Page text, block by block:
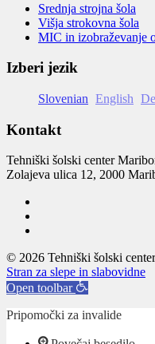
Srednja strojna šola
Višja strokovna šola
MIC in izobraževanje
Izberi jezik
Slovenian English
Kontakt
Tehniški šolski center
Zolajeva ulica 12, 2000
© 2026 Tehniški šolski
Stran za slepe in slabovidne
Open toolbar
Pripomočki za invalide